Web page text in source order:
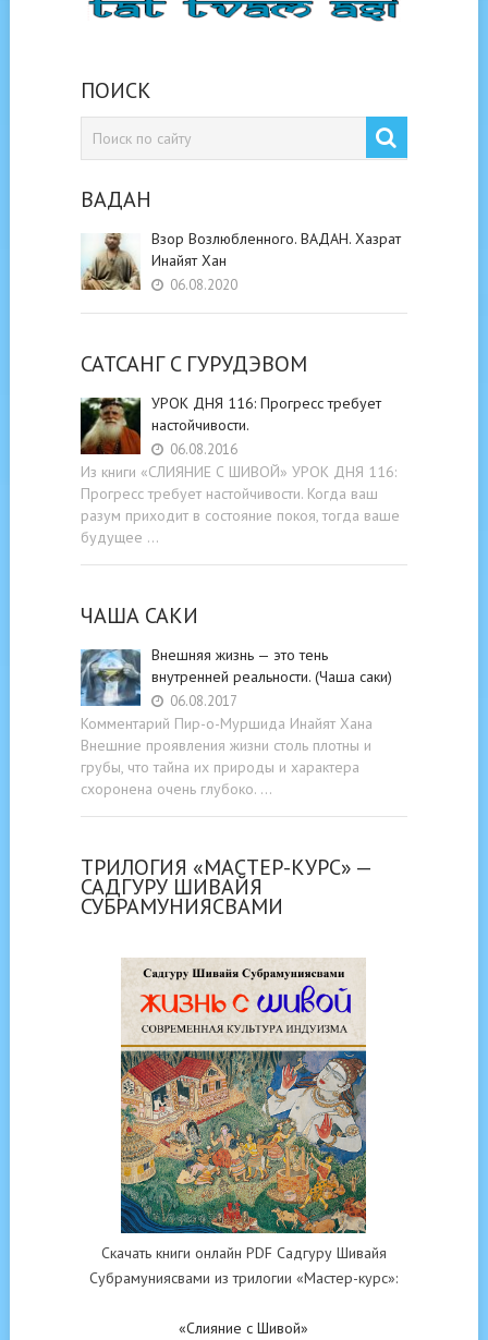
ПОИСК
ВАДАН
Взор Возлюбленного. ВАДАН. Хазрат
Инайят Хан
06.08.2020
САТСАНГ C ГУРУДЭВОМ
УРОК ДНЯ 116: Прогресс требует
настойчивости.
06.08.2016
Из книги «СЛИЯНИЕ С ШИВОЙ» УРОК ДНЯ 116:
Прогресс требует настойчивости. Когда ваш
разум приходит в состояние покоя, тогда ваше
будущее …
ЧАША САКИ
Внешняя жизнь — это тень
внутренней реальности. (Чаша саки)
06.08.2017
Комментарий Пир-о-Муршида Инайят Хана
Внешние проявления жизни столь плотны и
грубы, что тайна их природы и характера
схоронена очень глубоко. …
ТРИЛОГИЯ «МАСТЕР-КУРС» —
САДГУРУ ШИВАЙЯ
СУБРАМУНИЯСВАМИ
Скачать книги онлайн PDF Садгуру Шивайя
Субрамуниясвами из трилогии «Мастер-курс»:
«Слияние с Шивой»